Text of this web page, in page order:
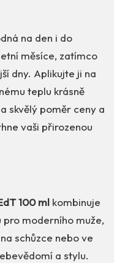
na den i do
měsíce, zatímco
dny. Aplikujte ji na
teplu krásně
skvělý poměr ceny a
vaši přirozenou
100 ml kombinuje
pro moderního muže,
schůzce nebo ve
a stylu.